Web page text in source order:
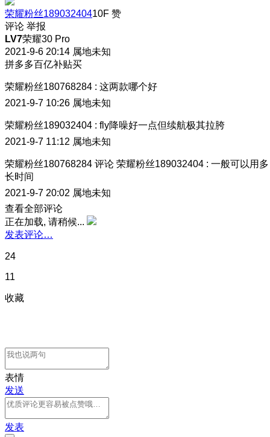
荣耀粉丝18903240410F 赞
评论 举报
LV7荣耀30 Pro
2021-9-6 20:14 属地未知
拼多多百亿补贴买
荣耀粉丝180768284 : 这两款哪个好
2021-9-7 10:26 属地未知
荣耀粉丝189032404 : fly降噪好一点但续航极其拉胯
2021-9-7 11:12 属地未知
荣耀粉丝180768284 评论 荣耀粉丝189032404 : 一般可以用多
长时间
2021-9-7 20:02 属地未知
查看全部评论
正在加载, 请稍候...
发表评论…
24
11
收藏
表情
发送
发表